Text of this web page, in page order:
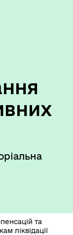
та
ліквідації